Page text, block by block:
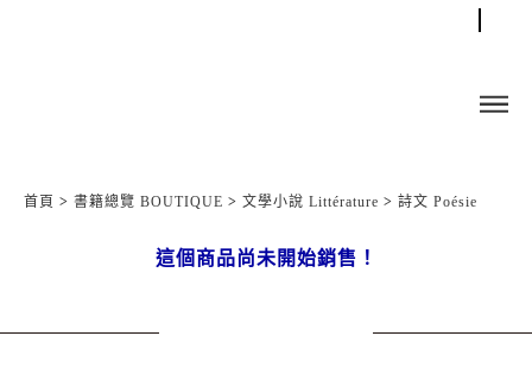
首頁 > 書籍總覽 BOUTIQUE > 文學小說 Littérature > 詩文 Poésie
這個商品尚未開始銷售！